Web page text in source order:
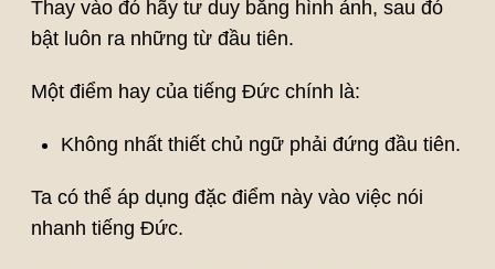
Thay vào đó hãy tư duy bằng hình ảnh, sau đó
bật luôn ra những từ đầu tiên.
Một điểm hay của tiếng Đức chính là:
Không nhất thiết chủ ngữ phải đứng đầu tiên.
Ta có thể áp dụng đặc điểm này vào việc nói
nhanh tiếng Đức.